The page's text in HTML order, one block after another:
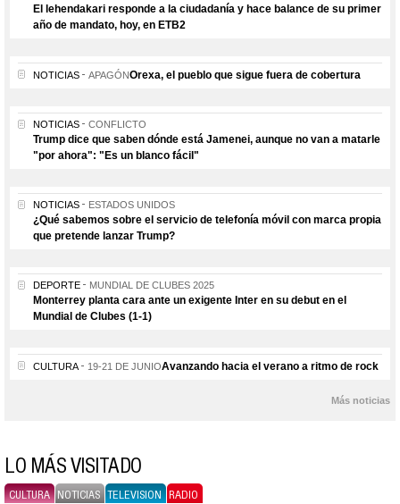
El lehendakari responde a la ciudadanía y hace balance de su primer
año de mandato, hoy, en ETB2
NOTICIAS APAGÓNOrexa, el pueblo que sigue fuera de cobertura
NOTICIAS CONFLICTO
Trump dice que saben dónde está Jamenei, aunque no van a matarle
"por ahora": "Es un blanco fácil"
NOTICIAS ESTADOS UNIDOS
¿Qué sabemos sobre el servicio de telefonía móvil con marca propia
que pretende lanzar Trump?
DEPORTE MUNDIAL DE CLUBES 2025
Monterrey planta cara ante un exigente Inter en su debut en el
Mundial de Clubes (1-1)
CULTURA 19-21 DE JUNIOAvanzando hacia el verano a ritmo de rock
Más noticias
LO MÁS VISITADO
CULTURA NOTICIAS TELEVISION RADIO